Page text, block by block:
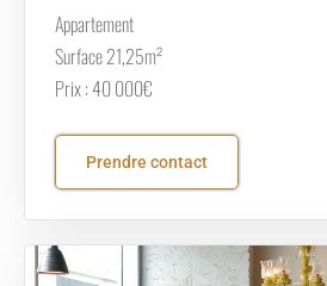
Appartement
Surface 21,25m²
Prix : 40 000€
Prendre contact